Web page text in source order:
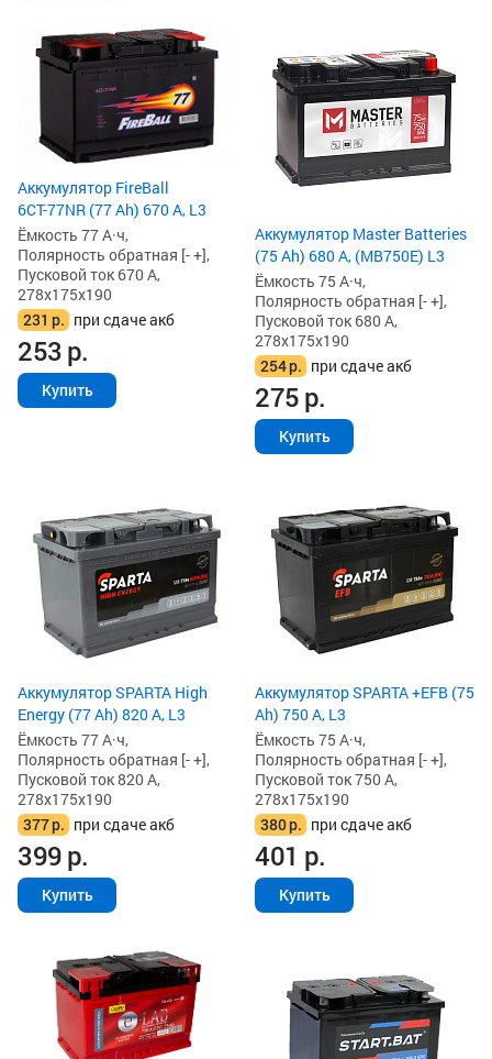
Аккумулятор FireBall
6СТ-77NR (77 Ah) 670 А, L3
Ёмкость 77 А·ч,
Полярность обратная [- +],
Пусковой ток 670 А,
278x175x190
231 р. при сдаче акб
253р.
Купить
Аккумулятор Master Batteries
(75 Ah) 680 А, (MB750E) L3
Ёмкость 75 А·ч,
Полярность обратная [- +],
Пусковой ток 680 А,
278x175x190
254р. при сдаче акб
275р.
Купить
Аккумулятор SPARTA High
Energy (77 Ah) 820 А, L3
Ёмкость 77 А·ч,
Полярность обратная [- +],
Пусковой ток 820 А,
278x175x190
377р. при сдаче акб
399р.
Купить
Аккумулятор SPARTA +EFB (75
Ah) 750 А, L3
Ёмкость 75 А·ч,
Полярность обратная [- +],
Пусковой ток 750 А,
278x175x190
380р. при сдаче акб
401 р.
Купить